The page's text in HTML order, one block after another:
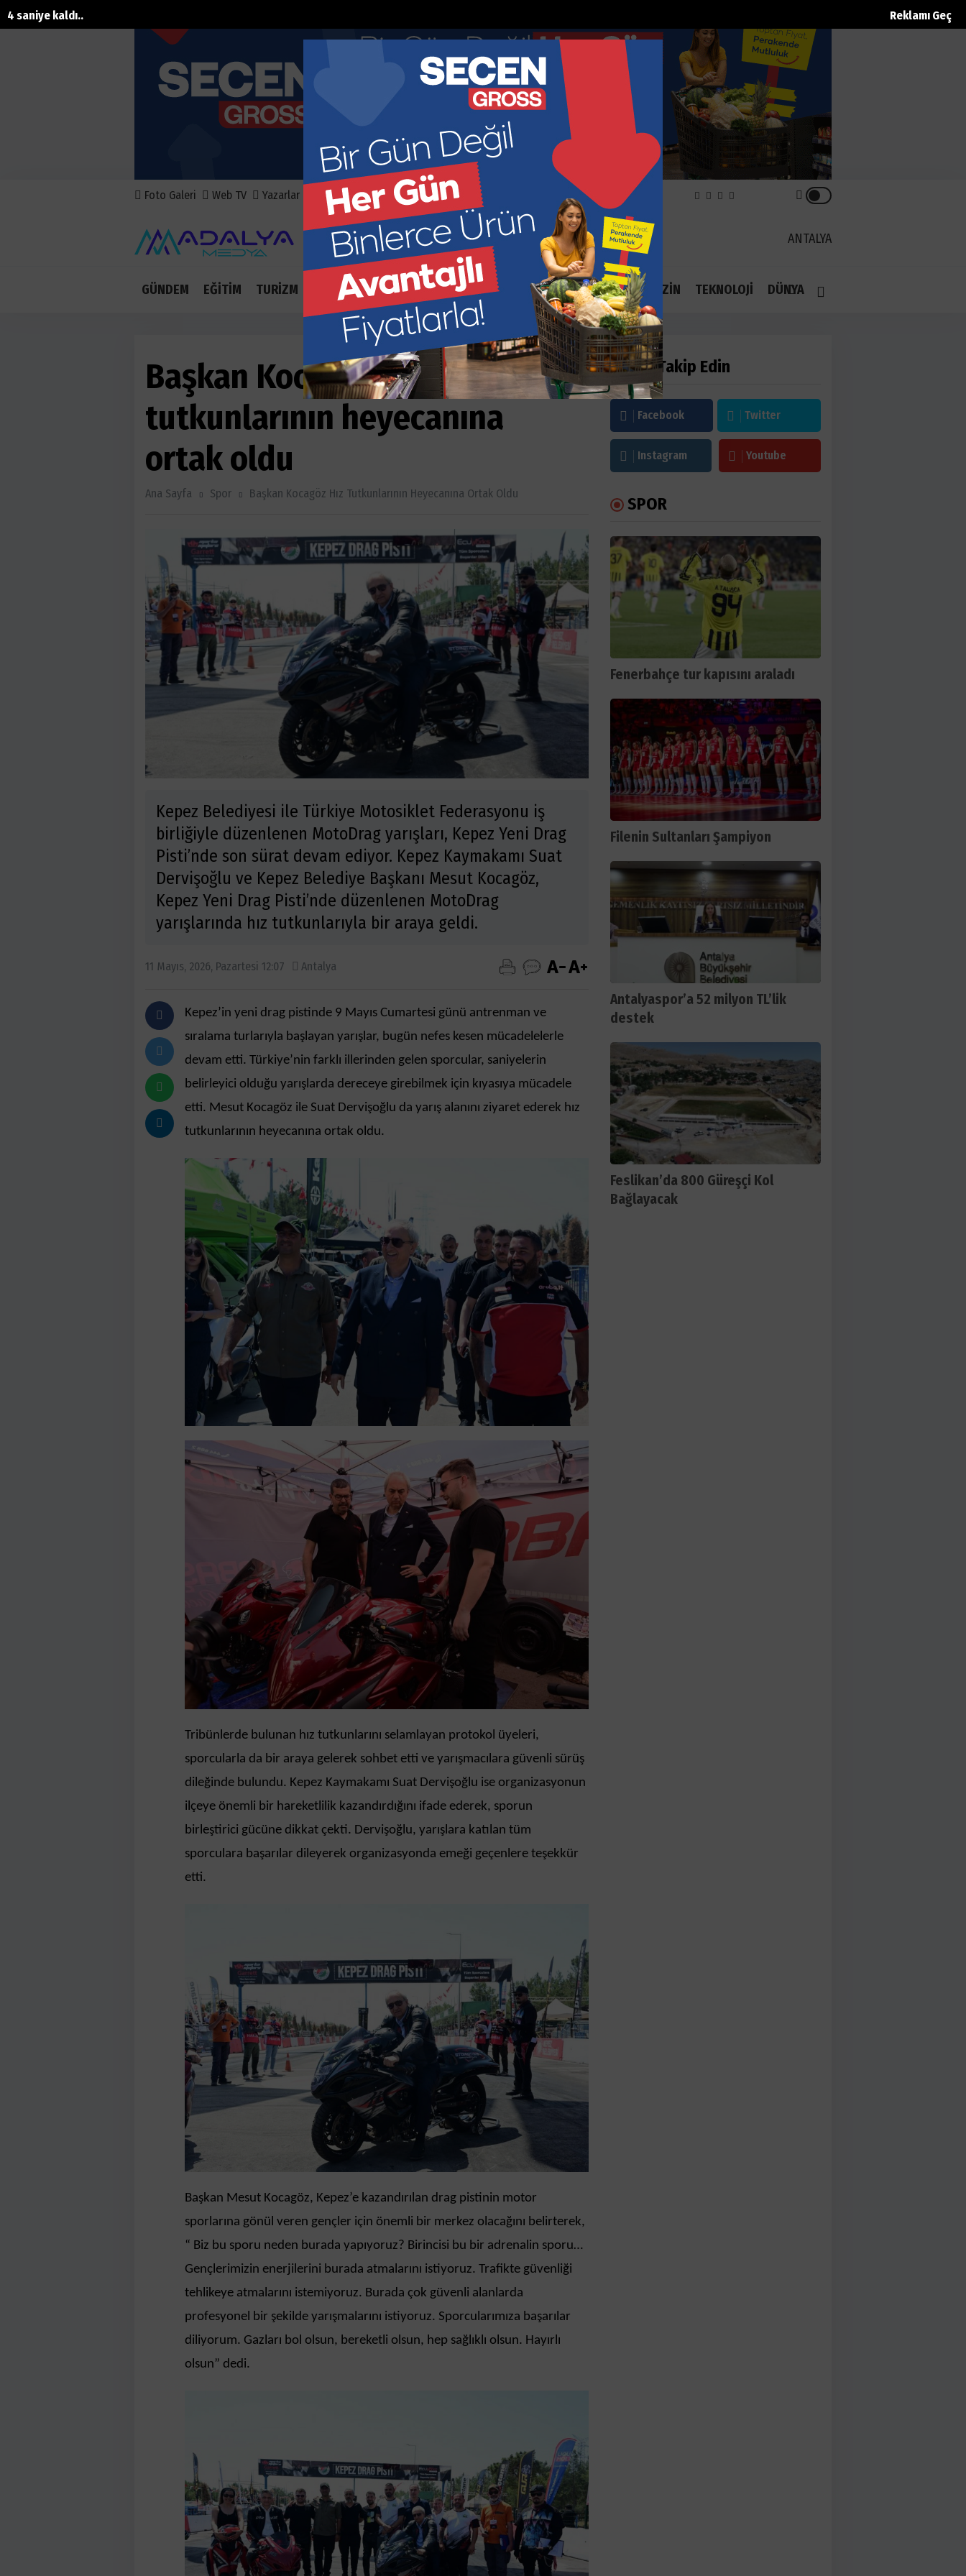
Reklamı Geç
2 saniye kaldı..
Foto Galeri Web TV Yazarlar Anketler Nöbetçi Eczaneler
DOLAR
47.7436
EURO
55.251
GR ALTIN
6660.5
ÇEYREK
4491.1
ANTALYA
GÜNDEM EĞİTİM TURİZM EKONOMİ KÜLTÜR SANAT SAĞLIK SPOR SİYASET MAGAZİN TEKNOLOJİ DÜNYA
Başkan Kocagöz hız
tutkunlarının heyecanına
ortak oldu
Ana Sayfa Spor Başkan Kocagöz Hız Tutkunlarının Heyecanına Ortak Oldu
Kepez Belediyesi ile Türkiye Motosiklet Federasyonu iş
birliğiyle düzenlenen MotoDrag yarışları, Kepez Yeni Drag
Pisti’nde son sürat devam ediyor. Kepez Kaymakamı Suat
Dervişoğlu ve Kepez Belediye Başkanı Mesut Kocagöz,
Kepez Yeni Drag Pisti’nde düzenlenen MotoDrag
yarışlarında hız tutkunlarıyla bir araya geldi.
11 Mayıs, 2026, Pazartesi 12:07 Antalya
Kepez’in yeni drag pistinde 9 Mayıs Cumartesi günü antrenman ve
sıralama turlarıyla başlayan yarışlar, bugün nefes kesen mücadelelerle
devam etti. Türkiye’nin farklı illerinden gelen sporcular, saniyelerin
belirleyici olduğu yarışlarda dereceye girebilmek için kıyasıya mücadele
etti. Mesut Kocagöz ile Suat Dervişoğlu da yarış alanını ziyaret ederek hız
tutkunlarının heyecanına ortak oldu.
Tribünlerde bulunan hız tutkunlarını selamlayan protokol üyeleri,
sporcularla da bir araya gelerek sohbet etti ve yarışmacılara güvenli sürüş
dileğinde bulundu. Kepez Kaymakamı Suat Dervişoğlu ise organizasyonun
ilçeye önemli bir hareketlilik kazandırdığını ifade ederek, sporun
birleştirici gücüne dikkat çekti. Dervişoğlu, yarışlara katılan tüm
sporculara başarılar dileyerek organizasyonda emeği geçenlere teşekkür
etti.
Başkan Mesut Kocagöz, Kepez’e kazandırılan drag pistinin motor
sporlarına gönül veren gençler için önemli bir merkez olacağını belirterek,
“ Biz bu sporu neden burada yapıyoruz? Birincisi bu bir adrenalin sporu…
Gençlerimizin enerjilerini burada atmalarını istiyoruz. Trafikte güvenliği
tehlikeye atmalarını istemiyoruz. Burada çok güvenli alanlarda
profesyonel bir şekilde yarışmalarını istiyoruz. Sporcularımıza başarılar
diliyorum. Gazları bol olsun, bereketli olsun, hep sağlıklı olsun. Hayırlı
olsun” dedi.
Bizi Takip Edin
Facebook Twitter
Instagram Youtube
SPOR
Fenerbahçe tur kapısını araladı
Filenin Sultanları Şampiyon
Antalyaspor’a 52 milyon TL’lik
destek
Feslikan’da 800 Güreşçi Kol
Bağlayacak